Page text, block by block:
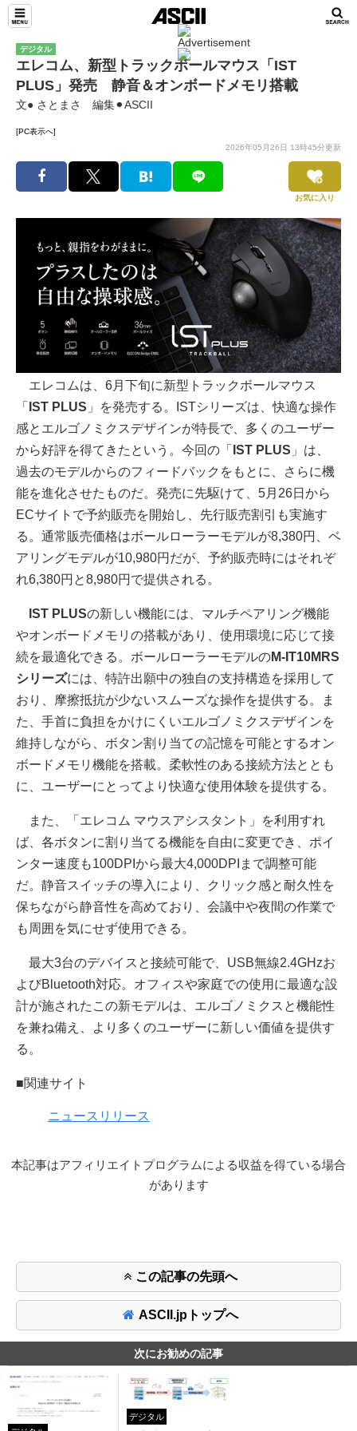
デジタル
エレコム、新型トラックボールマウス「IST
PLUS」発売 静音＆オンボードメモリ搭載
文● さとまさ 編集⚫︎ASCII
[PC表示へ]
2026年05月26日 13時45分更新
お気に入り
エレコムは、6月下旬に新型トラックボールマウス
「 IST PLUS 」を発売する。ISTシリーズは、快適な操作
感とエルゴノミクスデザインが特長で、多くのユーザー
から好評を得てきたという。今回の「 IST PLUS 」は、
過去のモデルからのフィードバックをもとに、さらに機
能を進化させたものだ。発売に先駆けて、5月26日から
ECサイトで予約販売を開始し、先行販売割引も実施す
る。通常販売価格はボールローラーモデルが8,380円、ベ
アリングモデルが10,980円だが、予約販売時にはそれぞ
れ6,380円と8,980円で提供される。
IST PLUSの新しい機能には、マルチペアリング機能
やオンボードメモリの搭載があり、使用環境に応じて接
続を最適化できる。ボールローラーモデルのM-IT10MRS
シリーズには、特許出願中の独自の支持構造を採用して
おり、摩擦抵抗が少ないスムーズな操作を提供する。ま
た、手首に負担をかけにくいエルゴノミクスデザインを
維持しながら、ボタン割り当ての記憶を可能とするオン
ボードメモリ機能を搭載。柔軟性のある接続方法ととも
に、ユーザーにとってより快適な使用体験を提供する。
また、「エレコム マウスアシスタント」を利用すれ
ば、各ボタンに割り当てる機能を自由に変更でき、ポイ
ンター速度も100DPIから最大4,000DPIまで調整可能
だ。静音スイッチの導入により、クリック感と耐久性を
保ちながら静音性を高めており、会議中や夜間の作業で
も周囲を気にせず使用できる。
最大3台のデバイスと接続可能で、USB無線2.4GHzお
よびBluetooth対応。オフィスや家庭での使用に最適な設
計が施されたこの新モデルは、エルゴノミクスと機能性
を兼ね備え、より多くのユーザーに新しい価値を提供す
る。
■関連サイト
ニュースリリース
本記事はアフィリエイトプログラムによる収益を得ている場合
があります
この記事の先頭へ
ASCII.jpトップへ
次にお勧めの記事
デジタル